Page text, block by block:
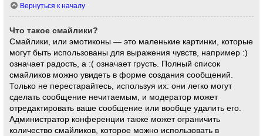
Вернуться к началу
Что такое смайлики?
Смайлики, или эмотиконы — это маленькие картинки, которые
могут быть использованы для выражения чувств, например :)
означает радость, а :( означает грусть. Полный список
смайликов можно увидеть в форме создания сообщений.
Только не перестарайтесь, используя их: они легко могут
сделать сообщение нечитаемым, и модератор может
отредактировать ваше сообщение или вообще удалить его.
Администратор конференции также может ограничить
количество смайликов, которое можно использовать в